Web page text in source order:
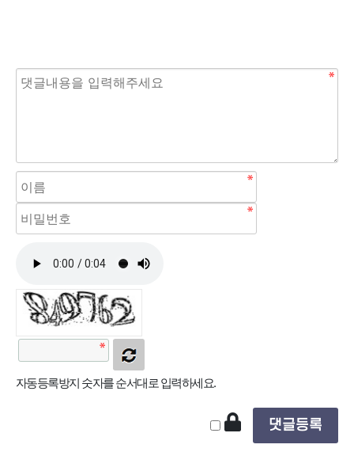
자동등록방지 숫자를 순서대로 입력하세요.